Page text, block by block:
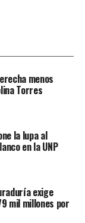
menos
Torres
la lupa al
en la UNP
exige
mil millones por